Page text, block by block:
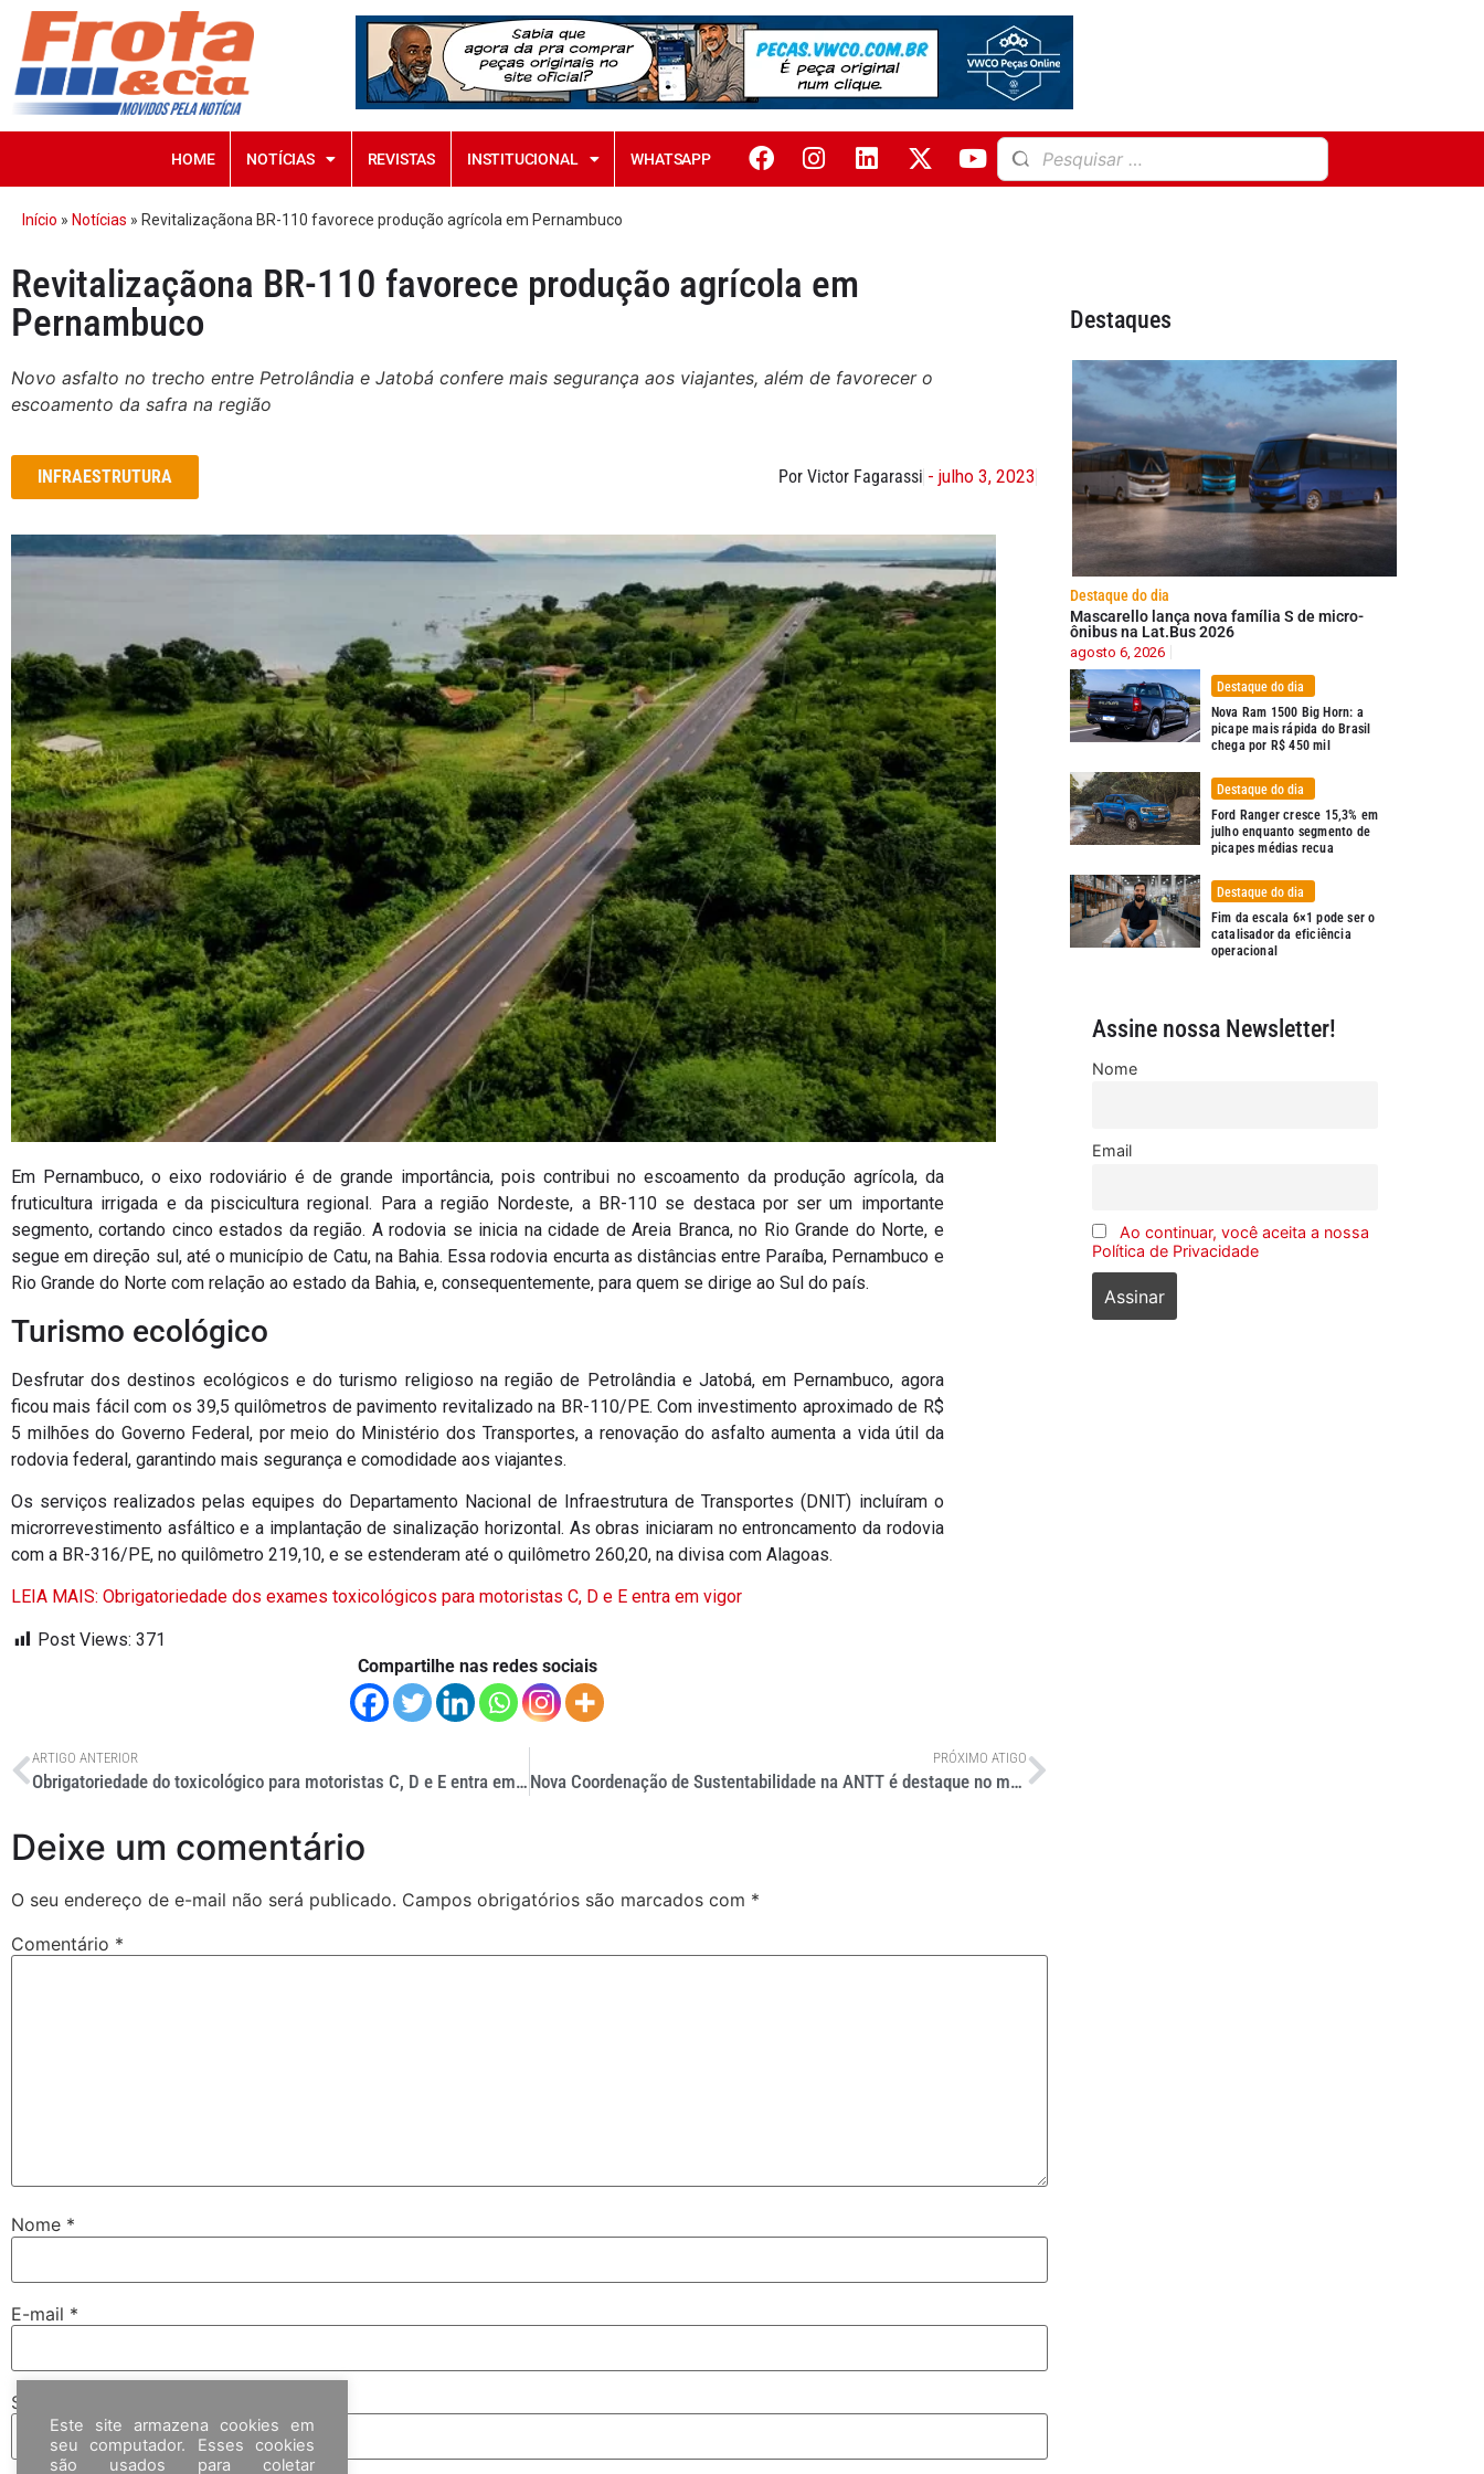
HOME NOTÍCIAS REVISTAS INSTITUCIONAL WHATSAPP
Início » Notícias » Revitalizaçãona BR-110 favorece produção agrícola em Pernambuco
Revitalizaçãona BR-110 favorece produção agrícola em
Pernambuco
Novo asfalto no trecho entre Petrolândia e Jatobá confere mais segurança aos viajantes, além de favorecer o
escoamento da safra na região
INFRAESTRUTURA Por Victor Fagarassi - julho 3, 2023
Em Pernambuco, o eixo rodoviário é de grande importância, pois contribui no escoamento da produção agrícola, da
fruticultura irrigada e da piscicultura regional. Para a região Nordeste, a BR-110 se destaca por ser um importante
segmento, cortando cinco estados da região. A rodovia se inicia na cidade de Areia Branca, no Rio Grande do Norte, e
segue em direção sul, até o município de Catu, na Bahia. Essa rodovia encurta as distâncias entre Paraíba, Pernambuco e
Rio Grande do Norte com relação ao estado da Bahia, e, consequentemente, para quem se dirige ao Sul do país.
Turismo ecológico
Desfrutar dos destinos ecológicos e do turismo religioso na região de Petrolândia e Jatobá, em Pernambuco, agora
ficou mais fácil com os 39,5 quilômetros de pavimento revitalizado na BR-110/PE. Com investimento aproximado de R$
5 milhões do Governo Federal, por meio do Ministério dos Transportes, a renovação do asfalto aumenta a vida útil da
rodovia federal, garantindo mais segurança e comodidade aos viajantes.
Os serviços realizados pelas equipes do Departamento Nacional de Infraestrutura de Transportes (DNIT) incluíram o
microrrevestimento asfáltico e a implantação de sinalização horizontal. As obras iniciaram no entroncamento da rodovia
com a BR-316/PE, no quilômetro 219,10, e se estenderam até o quilômetro 260,20, na divisa com Alagoas.
LEIA MAIS: Obrigatoriedade dos exames toxicológicos para motoristas C, D e E entra em vigor
Post Views: 371
Compartilhe nas redes sociais
ARTIGO ANTERIOR
Obrigatoriedade do toxicológico para motoristas C, D e E entra em vigor
PRÓXIMO ATIGO
Nova Coordenação de Sustentabilidade na ANTT é destaque no mês do Meio Ambiente
Deixe um comentário
O seu endereço de e-mail não será publicado. Campos obrigatórios são marcados com *
Comentário *
Nome *
E-mail *
Site
Destaques
Destaque do dia
Mascarello lança nova família S de micro-
ônibus na Lat.Bus 2026
agosto 6, 2026
Destaque do dia
Nova Ram 1500 Big Horn: a
picape mais rápida do Brasil
chega por R$ 450 mil
Destaque do dia
Ford Ranger cresce 15,3% em
julho enquanto segmento de
picapes médias recua
Destaque do dia
Fim da escala 6×1 pode ser o
catalisador da eficiência
operacional
Assine nossa Newsletter!
Nome
Email
Ao continuar, você aceita a nossa
Política de Privacidade
Este site armazena cookies em
seu computador. Esses cookies
são usados para coletar